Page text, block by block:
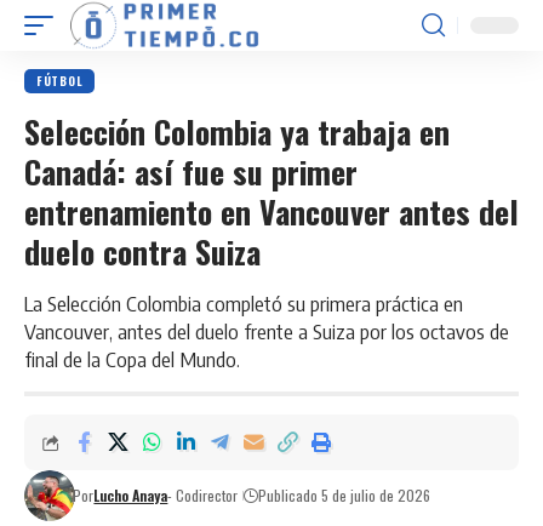
FÚTBOL
Selección Colombia ya trabaja en
Canadá: así fue su primer
entrenamiento en Vancouver antes del
duelo contra Suiza
La Selección Colombia completó su primera práctica en
Vancouver, antes del duelo frente a Suiza por los octavos de
final de la Copa del Mundo.
PorLucho Anaya- Codirector Publicado 5 de julio de 2026